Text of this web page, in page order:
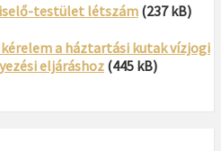
testület létszám (237 kB)
a háztartási kutak vízjogi
eljáráshoz (445 kB)